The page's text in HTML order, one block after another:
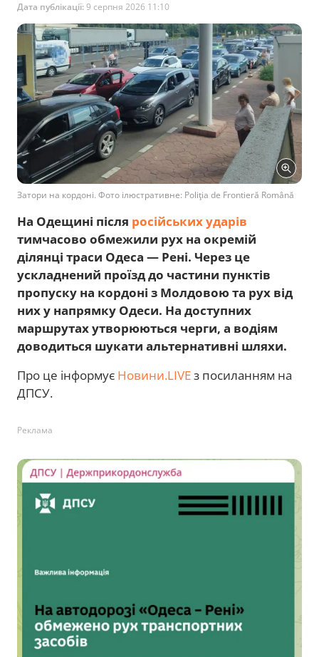
Дата публікації:9 серпня 2026 11:10
Затори на кордоні. Фото ілюстративне: Poliţia de Frontieră Română
На Одещині після російських ударів
тимчасово обмежили рух на окремій
ділянці траси Одеса — Рені. Через це
ускладнений проїзд до частини пунктів
пропуску на кордоні з Молдовою та рух від
них у напрямку Одеси. На доступних
маршрутах утворюються черги, а водіям
доводиться шукати альтернативні шляхи.
Про це інформує Новини.LIVEз посиланням на
ДПСУ.
Реклама